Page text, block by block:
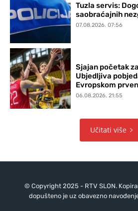
Tuzla servis:
saobraćajnih
07.08.2026. 07:56
Sjajan početak
Ubjedljiva
Evropskom
06.08.2026. 21:55
Učitati više
© Copyright 2025 - RTV SLON.
dopušteno je uz obavezno navođenje